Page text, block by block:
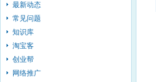
最新动态
常见问题
知识库
淘宝客
创业帮
网络推广